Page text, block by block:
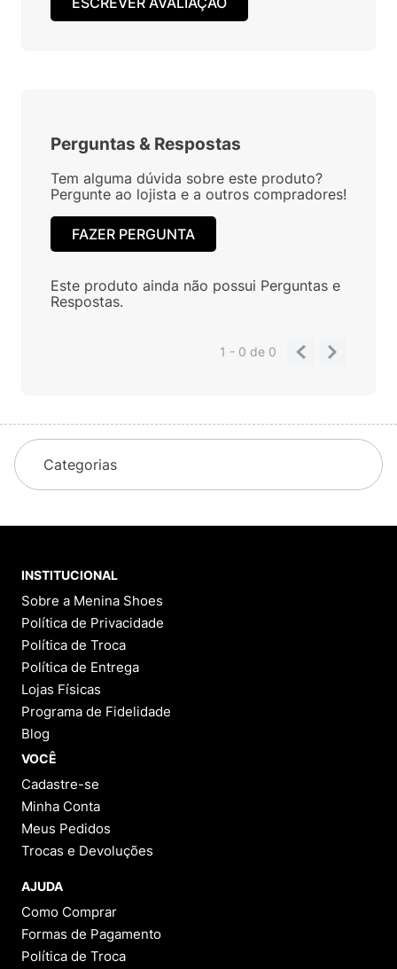
Perguntas & Respostas
Tem alguma dúvida sobre este produto?
Pergunte ao lojista e a outros compradores!
FAZER PERGUNTA
Este produto ainda não possui Perguntas e
Respostas.
1 - 0de 0
Categorias
INSTITUCIONAL
Sobre a Menina Shoes
Política de Privacidade
Política de Troca
Política de Entrega
Lojas Físicas
Programa de Fidelidade
Blog
VOCÊ
Cadastre-se
Minha Conta
Meus Pedidos
Trocas e Devoluções
AJUDA
Como Comprar
Formas de Pagamento
Política de Troca